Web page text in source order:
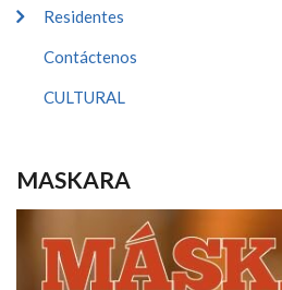
Residentes
Contáctenos
CULTURAL
MASKARA